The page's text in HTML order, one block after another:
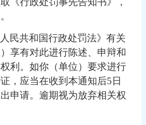
民共和国行政处罚法》有关
享有对此进行陈述、申辩和
利。如你（单位）要求进行
，应当在收到本通知后5日
出申请。逾期视为放弃相关权